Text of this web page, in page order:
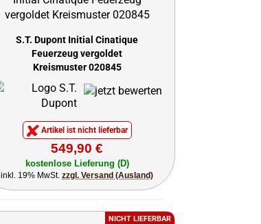
S.T. Dupont Initial Cinatique
Feuerzeug vergoldet
Kreismuster 020845
Artikel ist nicht lieferbar
549,90 €
kostenlose Lieferung (D)
inkl. 19% MwSt.zzgl. Versand (Ausland)
NICHT LIEFERBAR